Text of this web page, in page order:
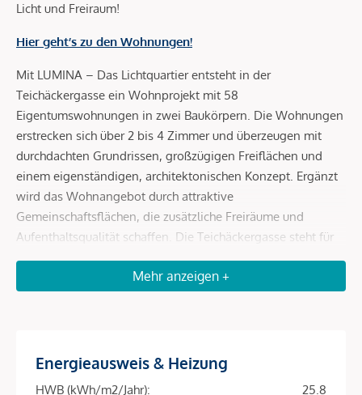
Licht und Freiraum!
Hier geht’s zu den Wohnungen!
Mit LUMINA – Das Lichtquartier entsteht in der
Teichäckergasse ein Wohnprojekt mit 58
Eigentumswohnungen in zwei Baukörpern. Die Wohnungen
erstrecken sich über 2 bis 4 Zimmer und überzeugen mit
durchdachten Grundrissen, großzügigen Freiflächen und
einem eigenständigen, architektonischen Konzept. Ergänzt
wird das Wohnangebot durch attraktive
Gemeinschaftsflächen, die zusätzliche Freiräume und
Aufenthaltsqualität schaffen. Die Teichäckergasse steht für
ein Wohnumfeld mit viel Freiraum und besonderem
Grünbezug. Angrenzend an das Stadtwäldchen entsteht ein
Durchdachte Grundrisse und helle Wohnräume
Mehr anzeigen +
Energieausweis & Heizung
HWB (kWh/m2/Jahr):
25.8